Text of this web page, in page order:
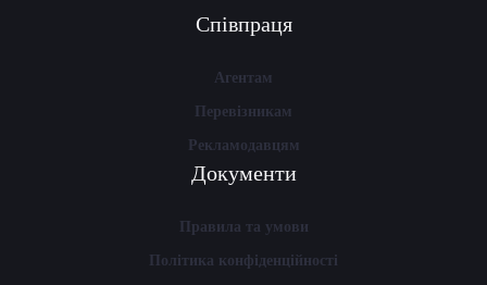
Співпраця
Агентам
Перевізникам
Рекламодавцям
Документи
Правила та умови
Політика конфіденційності